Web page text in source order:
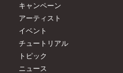
キャンペーン
アーティスト
イベント
チュートリアル
トピック
ニュース